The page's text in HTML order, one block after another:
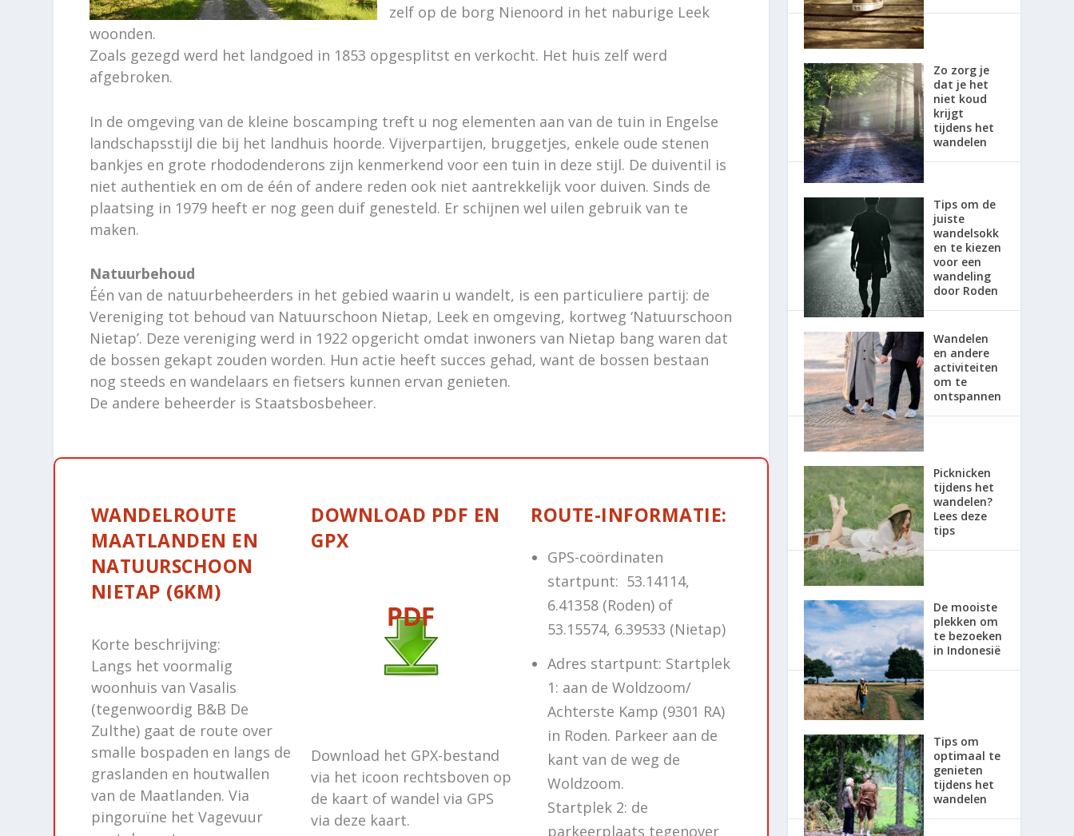
zelf op de borg Nienoord in het naburige Leek
woonden.
Zoals gezegd werd het landgoed in 1853 opgesplitst en verkocht. Het huis zelf werd
afgebroken.
In de omgeving van de kleine boscamping treft u nog elementen aan van de tuin in Engelse
landschapsstijl die bij het landhuis hoorde. Vijverpartijen, bruggetjes, enkele oude stenen
bankjes en grote rhododenderons zijn kenmerkend voor een tuin in deze stijl. De duiventil is
niet authentiek en om de één of andere reden ook niet aantrekkelijk voor duiven. Sinds de
plaatsing in 1979 heeft er nog geen duif genesteld. Er schijnen wel uilen gebruik van te
maken.
Natuurbehoud
Één van de natuurbeheerders in het gebied waarin u wandelt, is een particuliere partij: de
Vereniging tot behoud van Natuurschoon Nietap, Leek en omgeving, kortweg ‘Natuurschoon
Nietap’. Deze vereniging werd in 1922 opgericht omdat inwoners van Nietap bang waren dat
de bossen gekapt zouden worden. Hun actie heeft succes gehad, want de bossen bestaan
nog steeds en wandelaars en fietsers kunnen ervan genieten.
De andere beheerder is Staatsbosbeheer.
WANDELROUTE
MAATLANDEN EN
NATUURSCHOON
NIETAP (6KM)
Korte beschrijving:
Langs het voormalig
woonhuis van Vasalis
(tegenwoordig B&B De
Zulthe) gaat de route over
smalle bospaden en langs de
graslanden en houtwallen
van de Maatlanden. Via
pingoruïne het Vagevuur
DOWNLOAD PDF EN
GPX
Download het GPX-bestand
via het icoon rechtsboven op
de kaart of wandel via GPS
via deze kaart.
ROUTE-INFORMATIE:
GPS-coördinaten
startpunt: 53.14114,
6.41358 (Roden) of
53.15574, 6.39533 (Nietap)
Adres startpunt: Startplek
1: aan de Woldzoom/
Achterste Kamp (9301 RA)
in Roden. Parkeer aan de
kant van de weg de
Woldzoom.
Startplek 2: de
parkeerplaats tegenover
Zo zorg je
dat je het
niet koud
krijgt
tijdens het
wandelen
Tips om de
juiste
wandelsokk
en te kiezen
voor een
wandeling
door Roden
Wandelen
en andere
activiteiten
om te
ontspannen
Picknicken
tijdens het
wandelen?
Lees deze
tips
De mooiste
plekken om
te bezoeken
in Indonesië
Tips om
optimaal te
genieten
tijdens het
wandelen